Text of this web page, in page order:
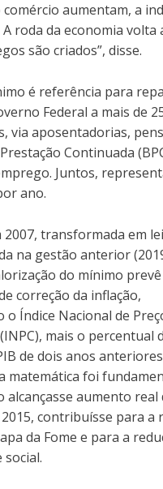
comércio aumentam, a
roda da economia volta
são criados”, disse.
é referência para
Federal a mais de
via aposentadorias,
Continuada
Juntos,
ano.
transformada em
na gestão anterior
do mínimo prevê
correção da inflação,
o Índice Nacional de
mais o percentual
de dois anos
matemática foi
alcançasse aumento real
contribuísse para a
da Fome e para a
social.